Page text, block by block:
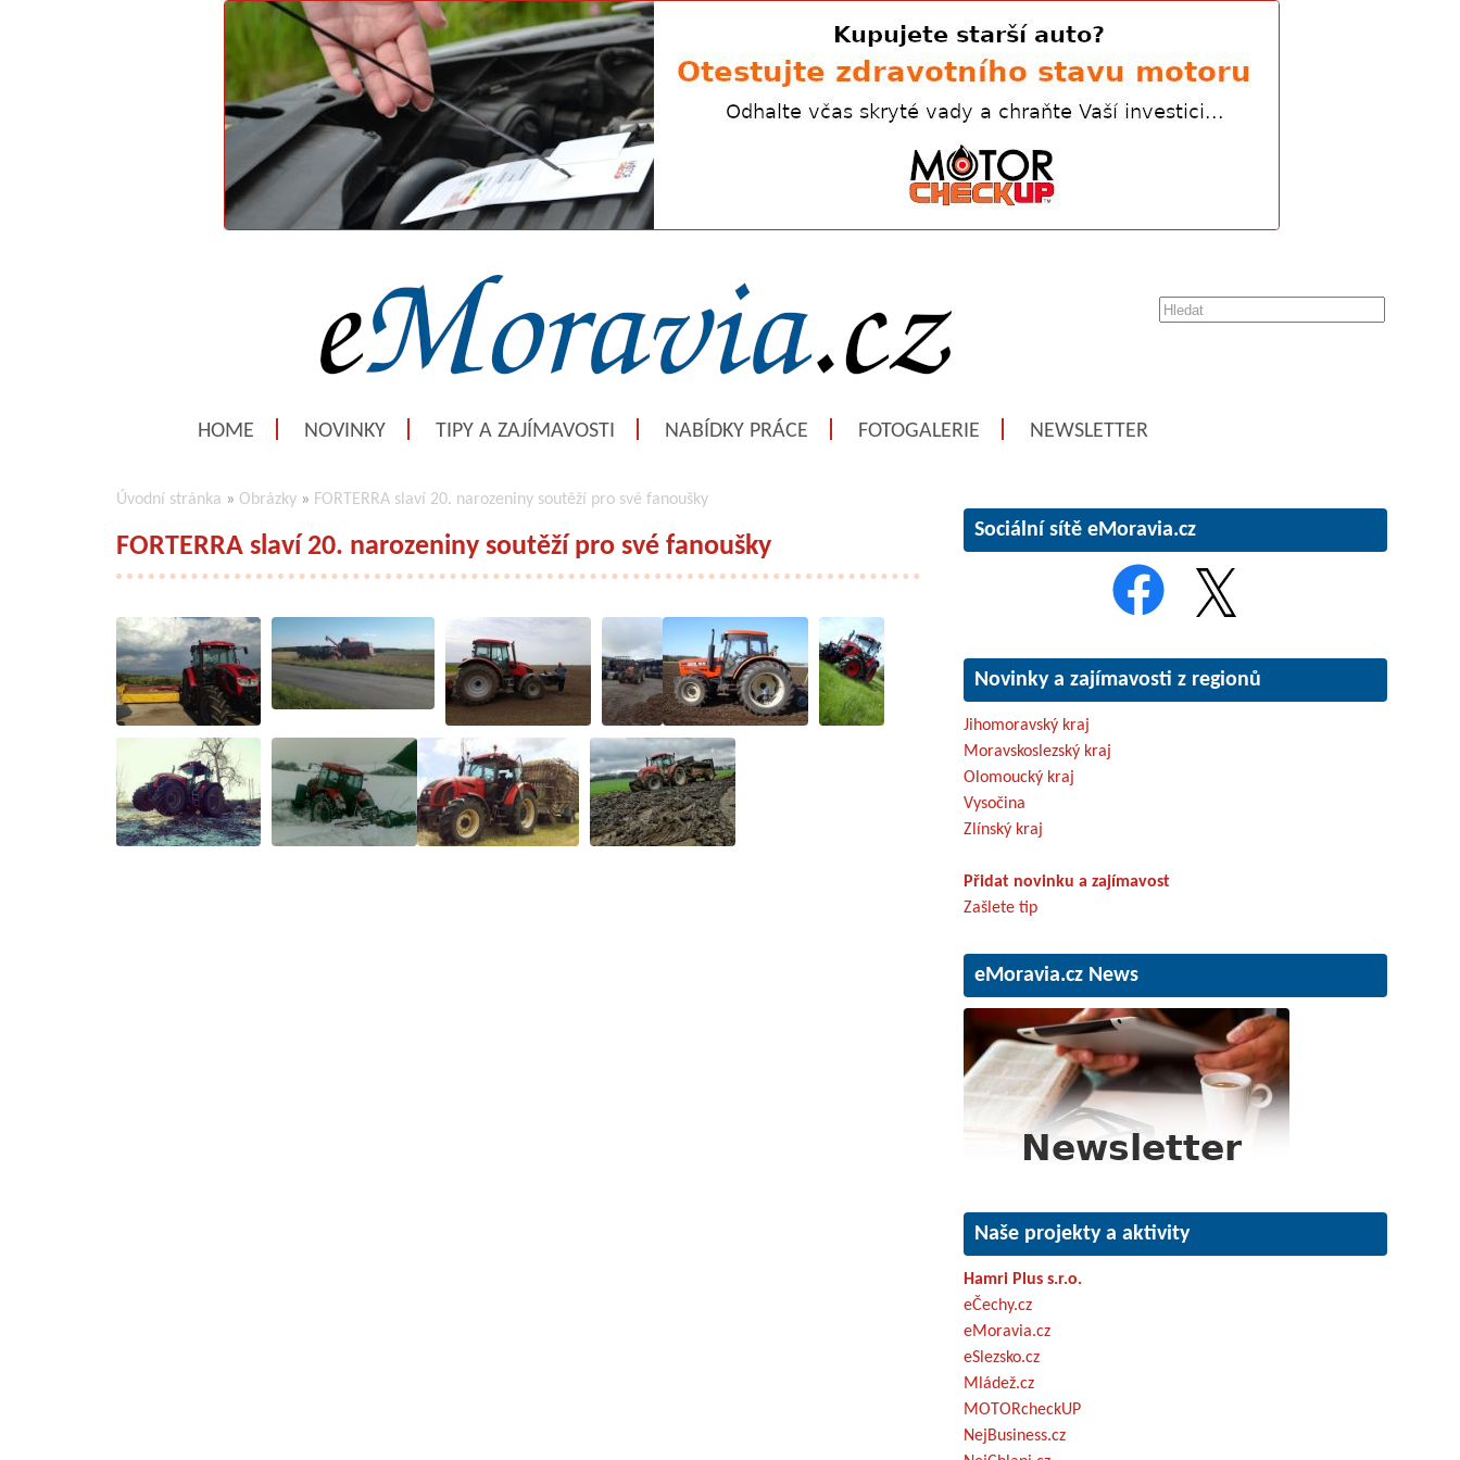
HOME NOVINKY TIPY A ZAJÍMAVOSTI NABÍDKY PRÁCE FOTOGALERIE NEWSLETTER
Úvodní stránka » Obrázky » FORTERRA slaví 20. narozeniny soutěží pro své fanoušky
FORTERRA slaví 20. narozeniny soutěží pro své fanoušky
Sociální sítě eMoravia.cz
Novinky a zajímavosti z regionů
Jihomoravský kraj
Moravskoslezský kraj
Olomoucký kraj
Vysočina
Zlínský kraj
Přidat novinku a zajímavost
Zašlete tip
eMoravia.cz News
Naše projekty a aktivity
Hamri Plus s.r.o.
eČechy.cz
eMoravia.cz
eSlezsko.cz
Mládež.cz
MOTORcheckUP
NejBusiness.cz